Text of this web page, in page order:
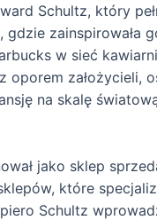
Schultz, który
zainspirowała
w sieć
założycieli,
na skalę
jako sklep
które
Schultz